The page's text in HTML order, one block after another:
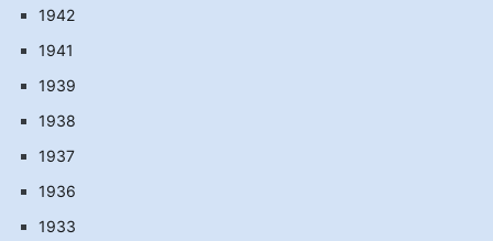
1942
1941
1939
1938
1937
1936
1933